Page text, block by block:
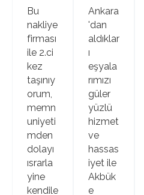
Bu
nakliye
firması
ile 2.ci
kez
taşınıy
orum,
memn
uniyeti
mden
dolayı
ısrarla
yine
kendile
Ankara
'dan
aldıklar
ı
eşyala
rımızı
güler
yüzlü
hizmet
ve
hassas
iyet ile
Akbük
e